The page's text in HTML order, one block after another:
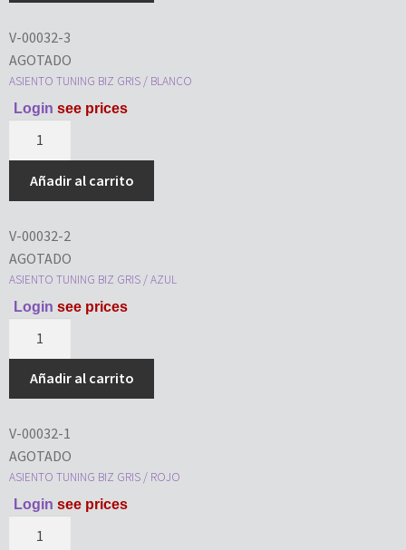
V-00032-3
AGOTADO
ASIENTO TUNING BIZ GRIS / BLANCO
Login see prices
Añadir al carrito
V-00032-2
AGOTADO
ASIENTO TUNING BIZ GRIS / AZUL
Login see prices
Añadir al carrito
V-00032-1
AGOTADO
ASIENTO TUNING BIZ GRIS / ROJO
Login see prices